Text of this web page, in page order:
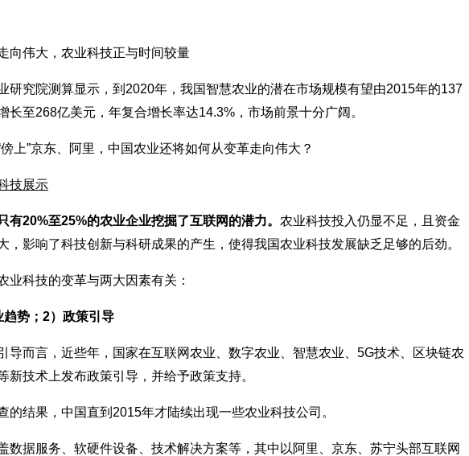
向伟大，农业科技正与时间较量
研究院测算显示，到2020年，我国智慧农业的潜在市场规模有望由2015年的137
长至268亿美元，年复合增长率达14.3%，市场前景十分广阔。
技展示
有20%至25%的农业企业挖掘了互联网的潜力。 农业科技投入仍显不足，且资金
，影响了科技创新与科研成果的产生，使得我国农业科技发展缺乏足够的后劲。
业科技的变革与两大因素有关：
趋势；2）政策引导
导而言，近些年，国家在互联网农业、数字农业、智慧农业、5G技术、区块链农
新技术上发布政策引导，并给予政策支持。
的结果，中国直到2015年才陆续出现一些农业科技公司。
数据服务、软硬件设备、技术解决方案等，其中以阿里、京东、苏宁头部互联网